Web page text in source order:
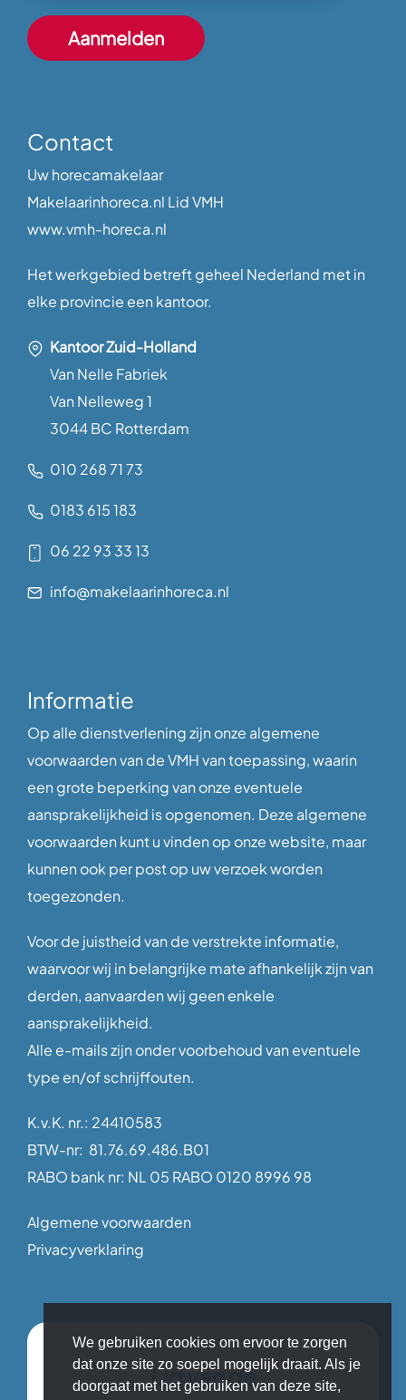
Contact
Uw horecamakelaar
Makelaarinhoreca.nl Lid VMH
www.vmh-horeca.nl
Het werkgebied betreft geheel Nederland met in
elke provincie een kantoor.
Kantoor Zuid-Holland
Van Nelle Fabriek
Van Nelleweg 1
3044 BC Rotterdam
010 268 71 73
0183 615 183
06 22 93 33 13
info@makelaarinhoreca.nl
Informatie
Op alle dienstverlening zijn onze algemene
voorwaarden van de VMH van toepassing, waarin
een grote beperking van onze eventuele
aansprakelijkheid is opgenomen. Deze algemene
voorwaarden kunt u vinden op onze website, maar
kunnen ook per post op uw verzoek worden
toegezonden.
Voor de juistheid van de verstrekte informatie,
waarvoor wij in belangrijke mate afhankelijk zijn van
derden, aanvaarden wij geen enkele
aansprakelijkheid.
Alle e-mails zijn onder voorbehoud van eventuele
type en/of schrijffouten.
K.v.K. nr.: 24410583
BTW-nr: 81.76.69.486.B01
RABO bank nr: NL 05 RABO 0120 8996 98
Algemene voorwaarden
Privacyverklaring
Lid van de
We gebruiken cookies om ervoor te zorgen
dat onze site zo soepel mogelijk draait. Als je
doorgaat met het gebruiken van deze site,